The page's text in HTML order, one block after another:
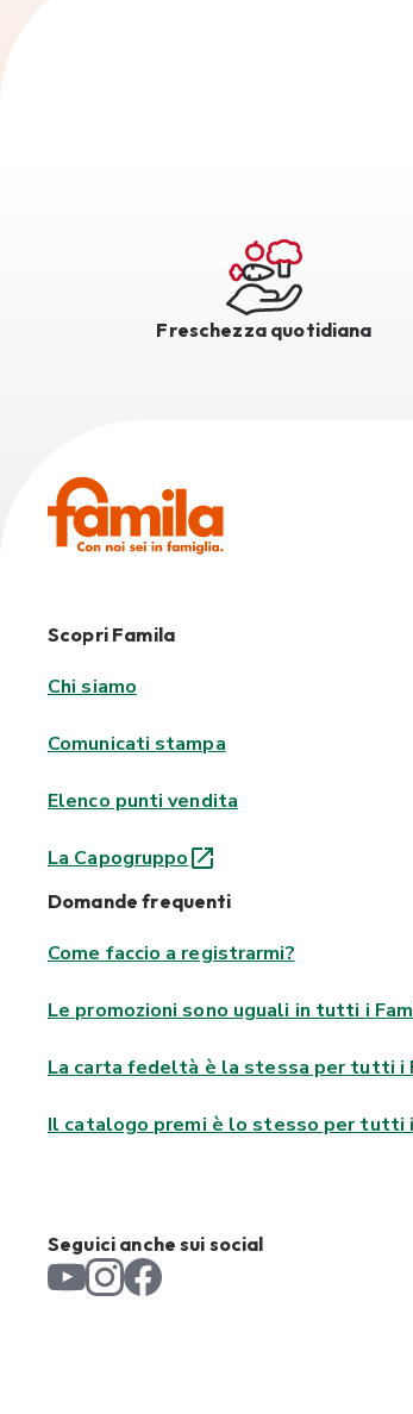
Freschezza quotidiana
Scopri Famila
Chi siamo
Comunicati stampa
Elenco punti vendita
La Capogruppo
Domande frequenti
Come faccio a registrarmi?
Le promozioni sono uguali in tutti i
La carta fedeltà è la stessa per tutti i
Il catalogo premi è lo stesso per tutti i
Seguici anche sui social